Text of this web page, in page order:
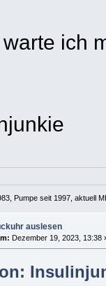
ich
Pumpe seit 1997, aktuell
auslesen
Dezember 19, 2023, 13:38